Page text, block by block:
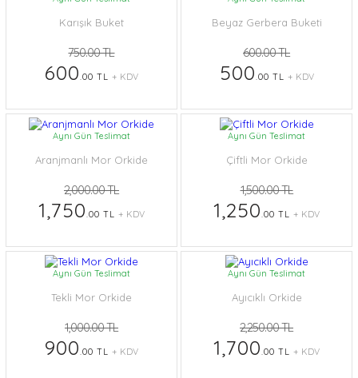
Karışık Buket
750.00 TL
600.00 TL + KDV
Beyaz Gerbera Buketi
600.00 TL
500.00 TL + KDV
Aynı Gün Teslimat
Aranjmanlı Mor Orkide
2,000.00 TL
1,750.00 TL + KDV
Aynı Gün Teslimat
Çiftli Mor Orkide
1,500.00 TL
1,250.00 TL+ KDV
Aynı Gün Teslimat
Tekli Mor Orkide
1,000.00 TL
900.00 TL + KDV
Aynı Gün Teslimat
Ayıcıklı Orkide
2,250.00 TL
1,700.00 TL+ KDV